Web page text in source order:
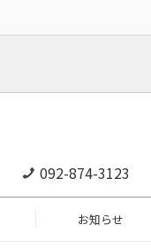
092-874-3123
お知らせ